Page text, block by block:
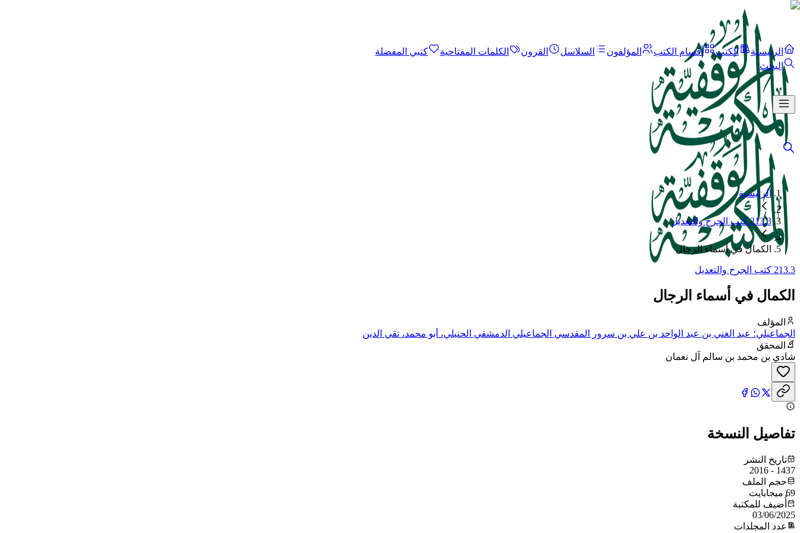
الرئيسية الكتب أقسام الكتب المؤلفون السلاسل القرون الكلمات المفتاحية
كتبي المفضلة
البحث
الرئيسية
213.3 كتب الجرح والتعديل
الكمال في أسماء الرجال
213.3 كتب الجرح والتعديل
الكمال في أسماء الرجال
المؤلف
الجماعيلي؛ عبد الغني بن عبد الواحد بن علي بن سرور المقدسي الجماعيلي الدمشقي الحنبلي، أبو محمد، تقي الدين
المحقق
شادي بن محمد بن سالم آل نعمان
تفاصيل النسخة
تاريخ النشر
1437 - 2016
حجم الملف
69 ميجابايت
أُضيف للمكتبة
03/06/2025
عدد المجلدات